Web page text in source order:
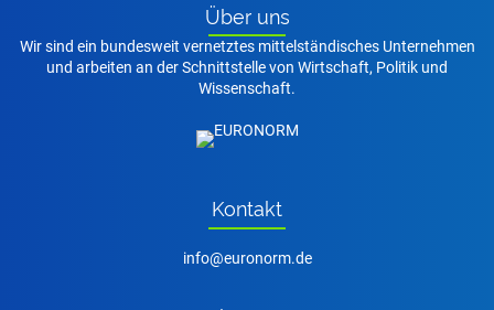
Über uns
Wir sind ein bundesweit vernetztes mittelständisches Unternehmen
und arbeiten an der Schnittstelle von Wirtschaft, Politik und
Wissenschaft.
Kon­takt
nf r n rm d